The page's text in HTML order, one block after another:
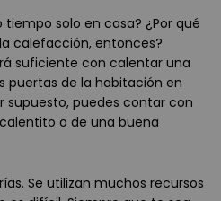
tiempo solo en casa? ¿Por qué
calefacción, entonces?
suficiente con calentar una
puertas de la habitación en
supuesto, puedes contar con
o de una buena
Se utilizan muchos recursos